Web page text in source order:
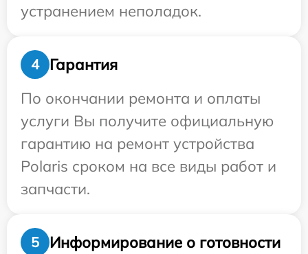
устранением неполадок.
4
Гарантия
По окончании ремонта и оплаты
услуги Вы получите официальную
гарантию на ремонт устройства
Polaris сроком на все виды работ и
запчасти.
5
Информирование о готовности